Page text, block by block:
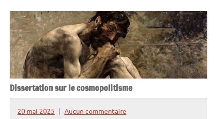
Dissertation sur le cosmopolitisme
20 mai 2025
Henry
Aucun commentaire